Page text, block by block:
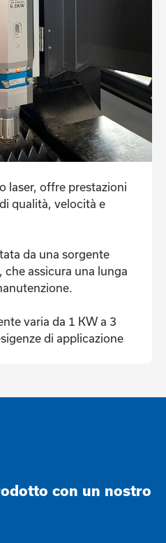
laser, offre prestazioni
qualità, velocità e
da una sorgente
assicura una lunga
varia da 1 KW a 3
di applicazione
con un nostro